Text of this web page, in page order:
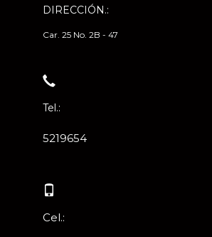
DIRECCIÓN.:
Car. 25 No. 2B - 47
Tel.:
5219654
Cel.: